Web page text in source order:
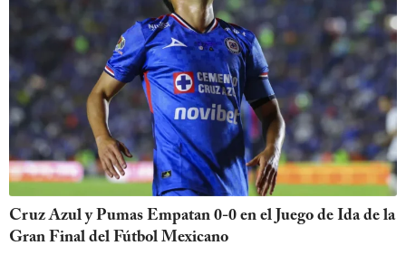
Cruz Azul y Pumas Empatan 0-0 en el Juego de Ida de la
Gran Final del Fútbol Mexicano